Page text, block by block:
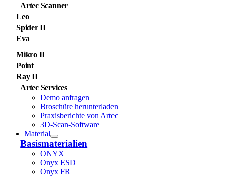
Artec Scanner
Leo
Spider II
Eva
Mikro II
Point
Ray II
Artec Services
Demo anfragen
Broschüre herunterladen
Praxisberichte von Artec
3D-Scan-Software
Material
Basismaterialien
ONYX
Onyx ESD
Onyx FR